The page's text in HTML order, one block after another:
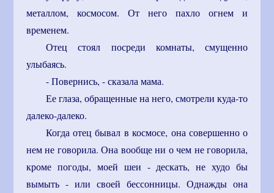
металлом, космосом. От него пахло огнем и
временем.
Отец стоял посреди комнаты, смущенно
улыбаясь.
- Повернись, - сказала мама.
Ее глаза, обращенные на него, смотрели куда-то
далеко-далеко.
Когда отец бывал в космосе, она совершенно о
нем не говорила. Она вообще ни о чем не говорила,
кроме погоды, моей шеи - дескать, не худо бы
вымыть - или своей бессонницы. Однажды она